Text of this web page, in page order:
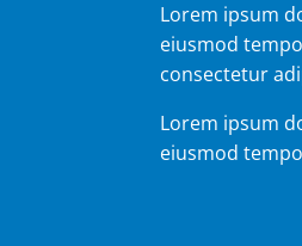
Lorem ipsum
eiusmod
consectetur
Lorem ipsum
eiusmod